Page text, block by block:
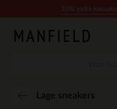
Lage sneakers